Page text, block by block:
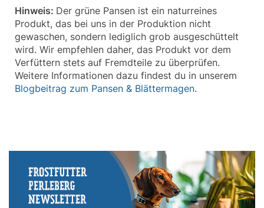
Hinweis: Der grüne Pansen ist ein naturreines
Produkt, das bei uns in der Produktion nicht
gewaschen, sondern lediglich grob ausgeschüttelt
wird. Wir empfehlen daher, das Produkt vor dem
Verfüttern stets auf Fremdteile zu überprüfen.
Weitere Informationen dazu findest du in unserem
Blogbeitrag zum Pansen & Blättermagen.